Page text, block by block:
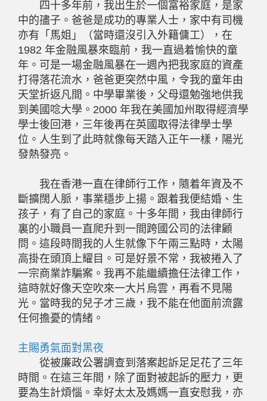
四十多年前，我出生於一個富裕家庭，是家
中的孻子。爸爸是成功的專業人士，家中有司機
亦有「馬姐」（當時還沒引入外籍傭工），在
1982 年金融風暴來臨前，我一直過着愉快的童
年。可是一場金融風暴在一週內把我家庭的資產
打得落花流水，爸爸更突然中風，令我的童年由
天堂折返凡間。中學畢業後，父母還勉強地供我
到美國唸大學。2000 年我在美國加州取得經濟學
學士後回港，三年後再在英國取得法律學士學
位。人生到了此時就像每天踏入正午一樣，陽光
發熱發亮。
我在香港一直在律師行工作，隨着年資及不
斷擴闊人脈，事業穩步上揚。跟着我便結婚、生
孩子，有了自己的家庭。十多年間，我由律師行
裏的小職員一直爬升到一間跨國公司的法律顧
問。這段時間我的人生就像下午兩三點時，太陽
高掛在頭頂上耀目。可是好景不常，我被捲入了
一宗商業詐騙案。我再不能繼續擔任法律工作，
這時就好像天空吹來一大片烏雲，再看不見陽
光。當時我的兒子才三歲，我不能在他面前流露
任何擔憂的情緒。
主賜勇氣面對黑夜
從被廉政公署調查到落案起訴足足花了三年
時間。在這三年間，除了面對被起訴的壓力，更
要為生計煩惱。幸好太太及媽媽一直安慰我，亦